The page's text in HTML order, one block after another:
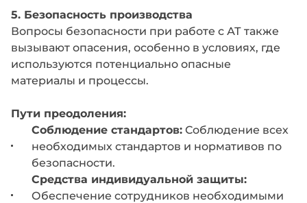
5. Безопасность производства
Вопросы безопасности при работе с АТ также
вызывают опасения, особенно в условиях, где
используются потенциально опасные
материалы и процессы.
Пути преодоления:
Соблюдение стандартов:Соблюдение всех
необходимых стандартов и нормативов по
безопасности.
Средства индивидуальной защиты:
Обеспечение сотрудников необходимыми